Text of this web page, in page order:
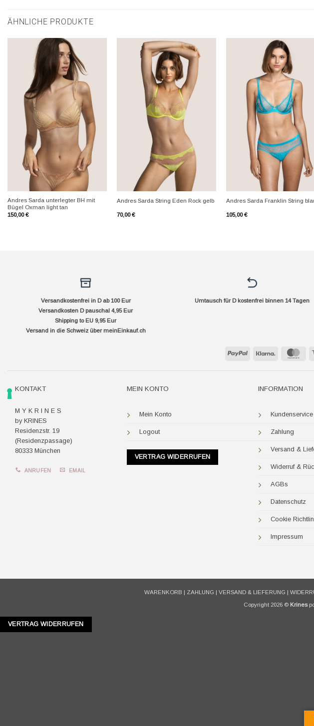
ÄHNLICHE PRODUKTE
Andres Sarda unterlegter BH mit
Bügel Oxman light tan
150,00€
Andres Sarda String Eden Rock gelb
70,00€
Andres Sarda Franklin String
105,00€
Versandkostenfrei in D ab 100 Eur
Versandkosten D pauschal 4,95 Eur
Shipping to EU 9,95 Eur
Versand in die Schweiz über meinEinkauf.ch
Umtausch für D kostenfrei binnen 14 Tagen
PayPal Klarna
KONTAKT
M Y K R I N E S
by KRINES
Residenzstr. 19
(Residenzpassage)
80333 München
ANRUFEN EMAIL
MEIN KONTO
Mein Konto
Logout
VERTRAG WIDERRUFEN
INFORMATION
Zahlung
Versand &
Widerruf &
AGBs
Datenschutz
Cookie
Impressum
WARENKORB | ZAHLUNG | VERSAND & LIEFERUNG |
Copyright 2026 © Krines
VERTRAG WIDERRUFEN